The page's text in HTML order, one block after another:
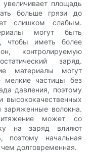
площадь
больше грязи до
слишком слабым.
могут быть
чтобы иметь более
контролируемую
заряд.
материалы могут
мелкие частицы без
давления, поэтому
высококачественных
заряженные волокна.
может со
на заряд влияют
поэтому начальная
долговременная.